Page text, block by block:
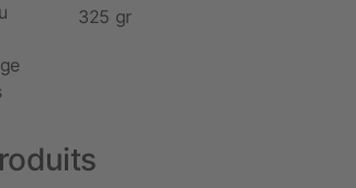
325 gr